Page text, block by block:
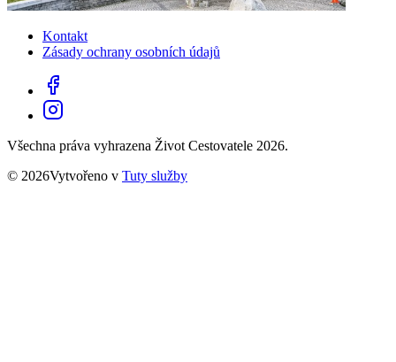
Kontakt
Zásady ochrany osobních údajů
Všechna práva vyhrazena Život Cestovatele 2026.
© 2026Vytvořeno v Tuty služby